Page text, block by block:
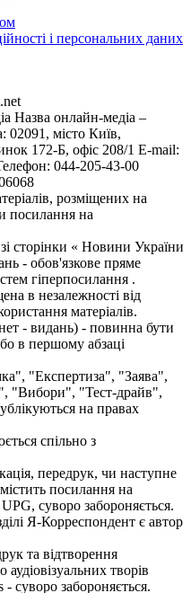
і персональних даних
Назва онлайн-медіа –
02091, місто Київ,
172-Б, офіс 208/1 E-mail:
044-205-43-00
розміщених на
посилання на
сторінки « Новини України
- обов'язкове пряме
гіперпосилання .
в незалежності від
матеріалів.
- видань) - повинна бути
в першому абзаці
"Експертиза", "Заява",
"Вибори", "Тест-драйв",
на правах
спільно з
передрук, чи наступне
посилання на
суворо забороняється.
Я-Корреспондент є автор
та відтворення
творів
суворо забороняється.